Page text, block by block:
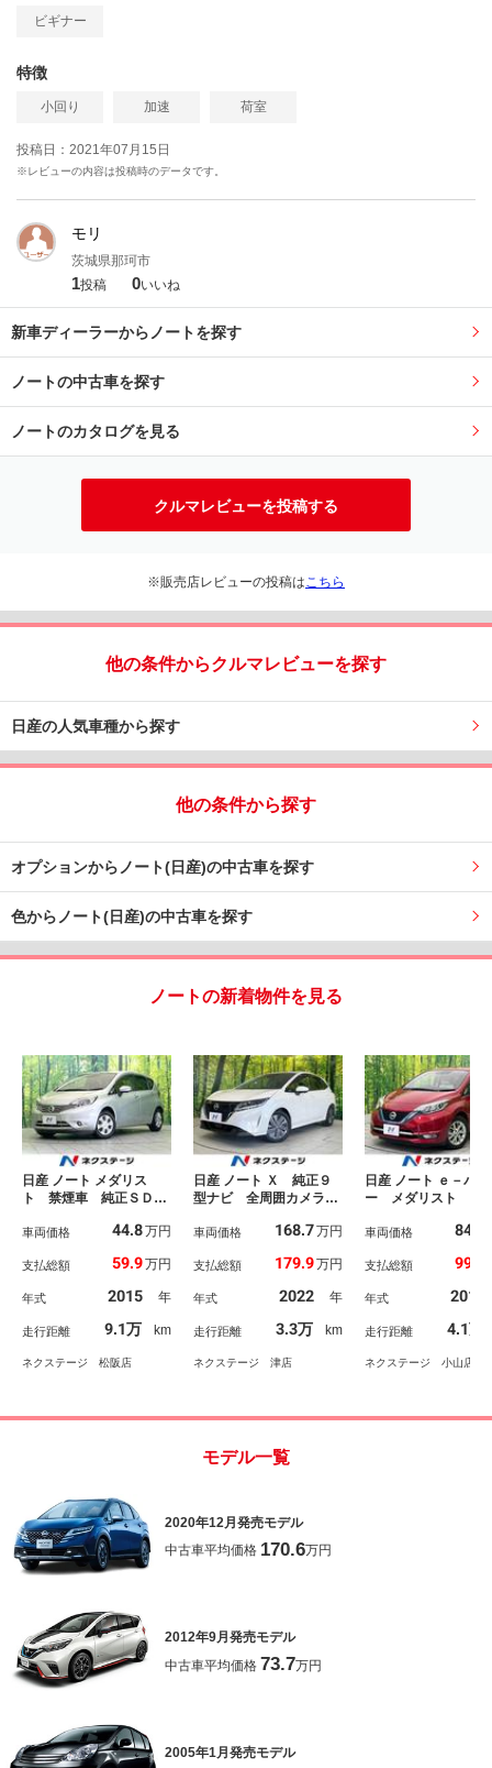
ビギナー
特徴
小回り 加速 荷室
投稿日：2021年07月15日
※レビューの内容は投稿時のデータです。
モリ
茨城県那珂市
1投稿 0いいね
新車ディーラーからノートを探す
ノートの中古車を探す
ノートのカタログを見る
クルマレビューを投稿する
※販売店レビューの投稿は こちら
他の条件からクルマレビューを探す
日産の人気車種から探す
他の条件から探す
オプションからノート(日産)の中古車を探す
色からノート(日産)の中古車を探す
ノートの新着物件を見る
日産 ノート メダリス
ト 禁煙車 純正ＳＤナ
ージェンシーブレーキ
ＬＥＤヘッド ハーフレ
スソナー レーンアシス
ト Ｂｌｕｅｔｏｏｔ
ｈ パワーウィンドウ
車両価格 44.8万円
支払総額 59.9万円
年式 2015 年
走行距離 9.1万 km
ネクステージ 松阪店
日産 ノート Ｘ 純正９
型ナビ 全周囲カメラ
コ コーナーセンサー
ッド ビルトインＥＴ
車線逸脱警報 オートラ
イト オートエアコン
Ｂｌｕｅｔｏｏｔｈ
車両価格 168.7万円
支払総額 179.9万円
年式 2022 年
走行距離 3.3万 km
ネクステージ 津店
日産 ノート ｅ－パワ
ー メダリスト 純
衝突被害軽減シス
車 合皮シート コ
ー ＬＥＤヘッド
Ｃ 純正１５インチ
ミ 車線逸脱警報
トライト
車両価格 84.9
支払総額 99.9
年式 2017
走行距離 4.1万
ネクステージ 小山店
モデル一覧
2020年12月発売モデル
中古車平均価格 170.6万円
2012年9月発売モデル
中古車平均価格 73.7万円
2005年1月発売モデル